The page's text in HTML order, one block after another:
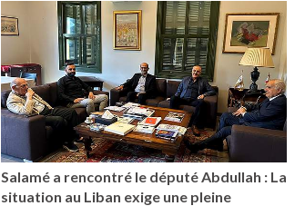
Salamé a rencontré le député Abdullah : La
situation au Liban exige une pleine